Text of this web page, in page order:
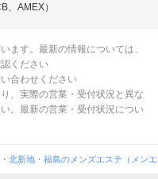
、AMEX）
ます。最新の情報については、
ください
合わせください
、実際の営業・受付状況と異な
。最新の営業・受付状況につい
北新地・福島のメンズエステ（メン